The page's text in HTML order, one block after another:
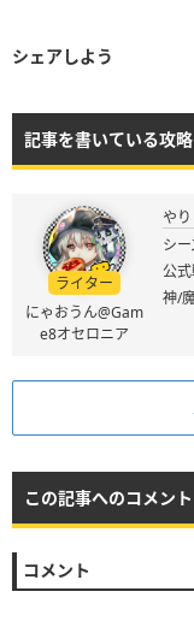
シェアしよう
記事を書いている攻
ライター
にゃおうん@Gam
e8オセロニア
や
シ
公
神/
この記事へのコメント
コメント